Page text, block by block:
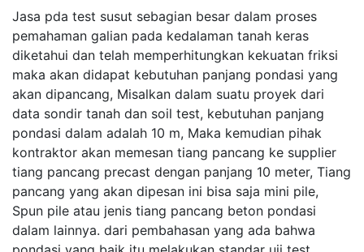
Jasa pda test susut sebagian besar dalam proses
pemahaman galian pada kedalaman tanah keras
diketahui dan telah memperhitungkan kekuatan friksi
maka akan didapat kebutuhan panjang pondasi yang
akan dipancang, Misalkan dalam suatu proyek dari
data sondir tanah dan soil test, kebutuhan panjang
pondasi dalam adalah 10 m, Maka kemudian pihak
kontraktor akan memesan tiang pancang ke supplier
tiang pancang precast dengan panjang 10 meter, Tiang
pancang yang akan dipesan ini bisa saja mini pile,
Spun pile atau jenis tiang pancang beton pondasi
dalam lainnya. dari pembahasan yang ada bahwa